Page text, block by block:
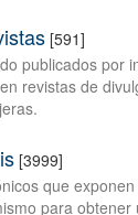
[591]
publicados por
revistas de
[3999]
que
para